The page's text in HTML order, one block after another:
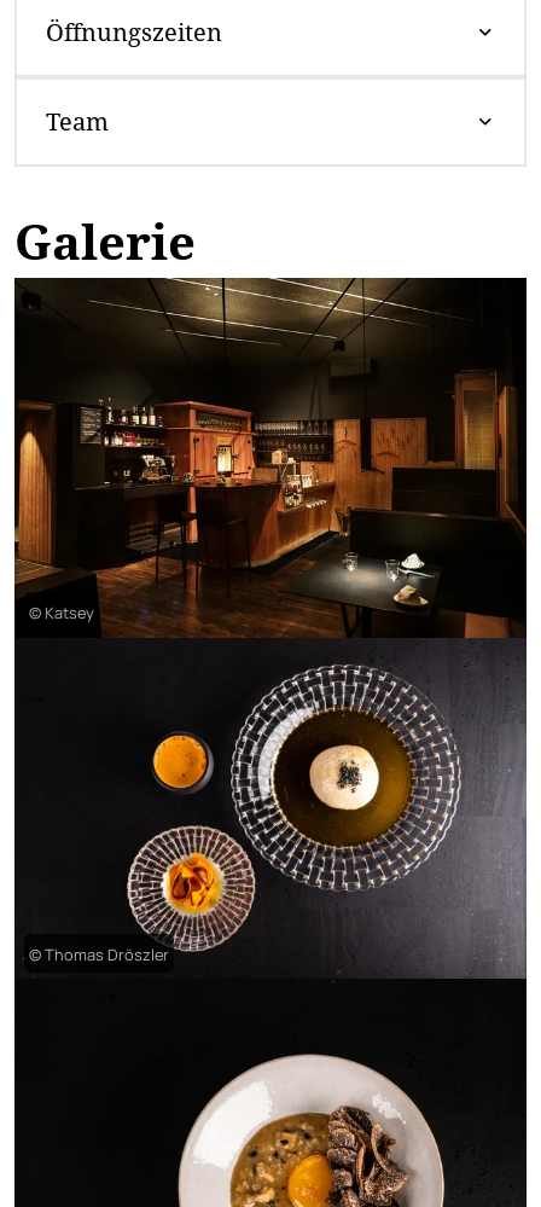
Öffnungszeiten
Team
Galerie
© Katsey
© Thomas Dröszler